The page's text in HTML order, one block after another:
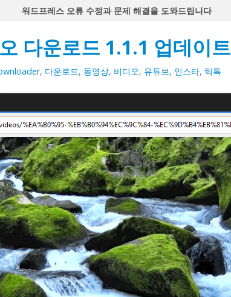
워드프레스 오류 수정과 문제 해결을 도와드립니다
워드프레스 오류 수정과 문제 해결을 도와드립니다
워드프레스 오류 수정과 문제 해결을 도와드립니다
다운로드 1.1.1 업데이트
, 다운로드, 동영상, 비디오, 유튜브, 인스타, 틱톡